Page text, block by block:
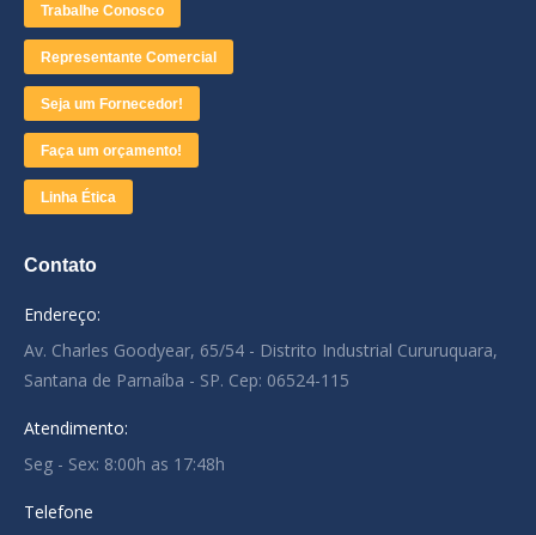
Trabalhe Conosco
Representante Comercial
Seja um Fornecedor!
Faça um orçamento!
Linha Ética
Contato
Endereço:
Av. Charles Goodyear, 65/54 - Distrito Industrial Cururuquara,
Santana de Parnaíba - SP. Cep: 06524-115
Atendimento:
Seg - Sex: 8:00h as 17:48h
Telefone